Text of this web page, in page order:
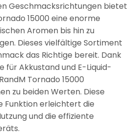
Geschmacksrichtungen bietet
15000 eine enorme
Aromen bis hin zu
Dieses vielfältige Sortiment
das Richtige bereit. Dank
für Akkustand und E-Liquid-
Tornado 15000
zu beiden Werten. Diese
Funktion erleichtert die
und die effiziente